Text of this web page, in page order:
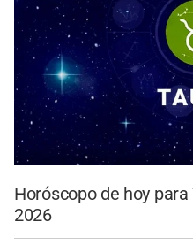
Horóscopo de hoy
2026